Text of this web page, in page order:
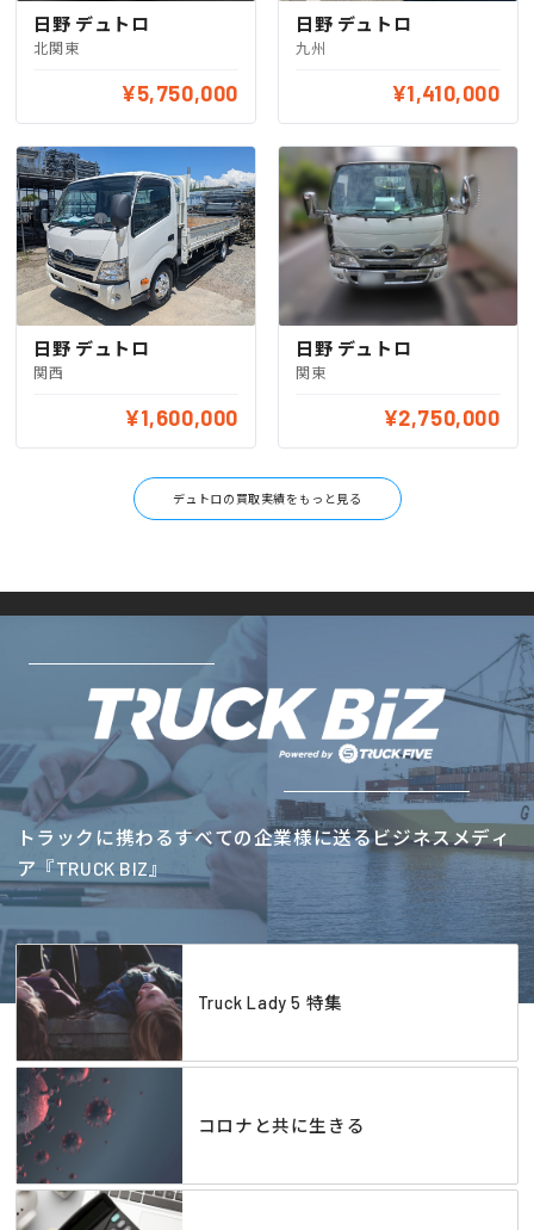
日野 デュトロ
北関東
¥5,750,000
日野 デュトロ
九州
¥1,410,000
日野 デュトロ
関西
¥1,600,000
日野 デュトロ
関東
¥2,750,000
デュトロの買取実績をもっと見る
トラックに携わるすべての企業様に送るビジネスメディ
ア『TRUCK BIZ』
Truck Lady 5 特集
コロナと共に生きる